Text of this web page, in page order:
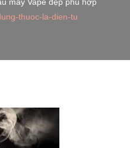
thuoc-la-dien-tu